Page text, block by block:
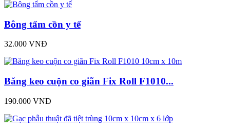
Bông tẩm cồn y tế
32.000 VNĐ
Băng keo cuộn co giãn Fix Roll F1010...
190.000 VNĐ